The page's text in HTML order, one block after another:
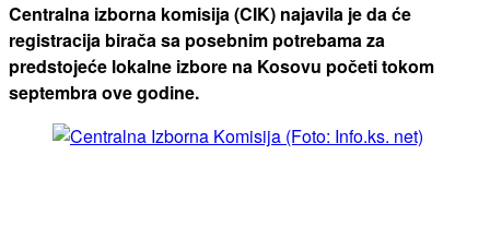
Centralna izborna komisija (CIK) najavila je da će
registracija birača sa posebnim potrebama za
predstojeće lokalne izbore na Kosovu početi tokom
septembra ove godine.